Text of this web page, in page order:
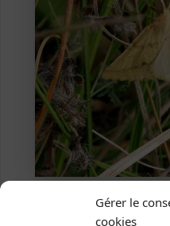
Gérer le
cookies
2009